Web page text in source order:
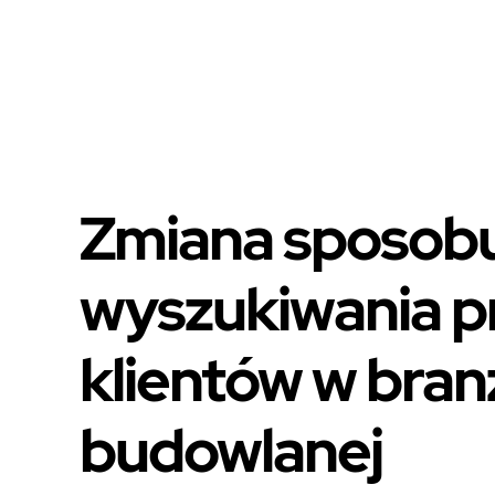
Zmiana
wyszukiwania
klientów w
budowlanej